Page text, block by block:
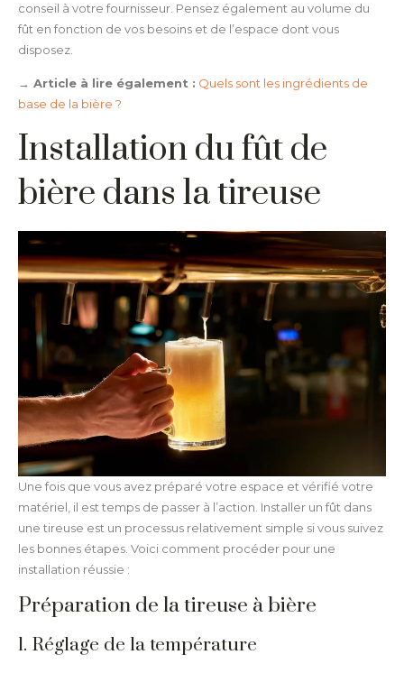
conseil à votre fournisseur. Pensez également au volume du
fût en fonction de vos besoins et de l’espace dont vous
disposez.
→ Article à lire également : Quels sont les ingrédients de
base de la bière ?
Installation du fût de
bière dans la tireuse
Une fois que vous avez préparé votre espace et vérifié votre
matériel, il est temps de passer à l’action. Installer un fût dans
une tireuse est un processus relativement simple si vous suivez
les bonnes étapes. Voici comment procéder pour une
installation réussie :
Préparation de la tireuse à bière
1. Réglage de la température